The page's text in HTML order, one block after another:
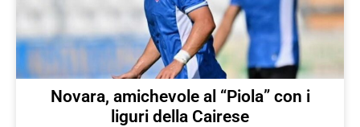
Novara, amichevole al “Piola” con i
liguri della Cairese